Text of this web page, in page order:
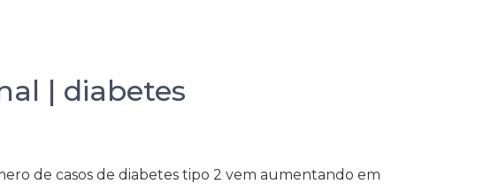
| diabetes
de casos de diabetes tipo 2 vem aumentando em